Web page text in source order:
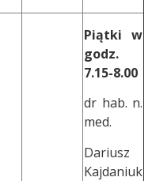
Piątki w
godz.
7.15-8.00
dr hab. n.
med.
Dariusz
Kajdaniuk